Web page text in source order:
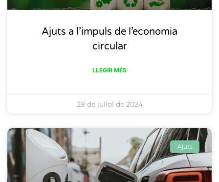
Ajuts a l’impuls de l’economia
circular
LLEGIR MÉS
29 de juliol de 2024
Ajuts